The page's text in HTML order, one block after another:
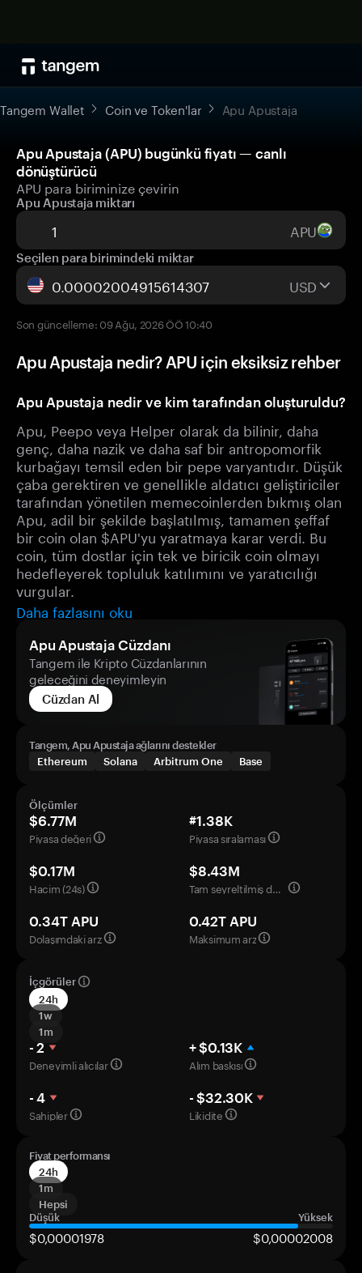
Tangem Wallet Coin ve Token'lar Apu Apustaja
Apu Apustaja (APU) bugünkü fiyatı — canlı
dönüştürücü
APU para biriminize çevirin
Apu Apustaja miktarı
APU
Seçilen para birimindeki miktar
USD
Son güncelleme: 09 Ağu, 2026 ÖÖ 10:40
Apu Apustaja nedir? APU için eksiksiz rehber
Apu Apustaja nedir ve kim tarafından oluşturuldu?
Apu, Peepo veya Helper olarak da bilinir, daha
genç, daha nazik ve daha saf bir antropomorfik
kurbağayı temsil eden bir pepe varyantıdır. Düşük
çaba gerektiren ve genellikle aldatıcı geliştiriciler
tarafından yönetilen memecoinlerden bıkmış olan
Apu, adil bir şekilde başlatılmış, tamamen şeffaf
bir coin olan $APU'yu yaratmaya karar verdi. Bu
coin, tüm dostlar için tek ve biricik coin olmayı
hedefleyerek topluluk katılımını ve yaratıcılığı
vurgular.
Daha fazlasını oku
Apu Apustaja Cüzdanı
Tangem ile Kripto Cüzdanlarının
geleceğini deneyimleyin
Cüzdan Al
Tangem, Apu Apustaja ağlarını destekler
Ethereum
Solana Arbitrum One Base
Ölçümler
$6.77M
Piyasa değeri
#1.38K
Piyasa sıralaması
$0.17M
Hacim (24s)
$8.43M
Tam seyreltilmiş değerleme
0.34T APU
Dolaşımdaki arz
0.42T APU
Maksimum arz
İçgörüler
24h
1w
1m
- 2
Deneyimli alıcılar
+ $0.13K
Alım baskısı
- 4
Sahipler
- $32.30K
Likidite
Fiyat performansı
24h
1m
Hepsi
Düşük
Yüksek
$0,00001978 $0,00002008